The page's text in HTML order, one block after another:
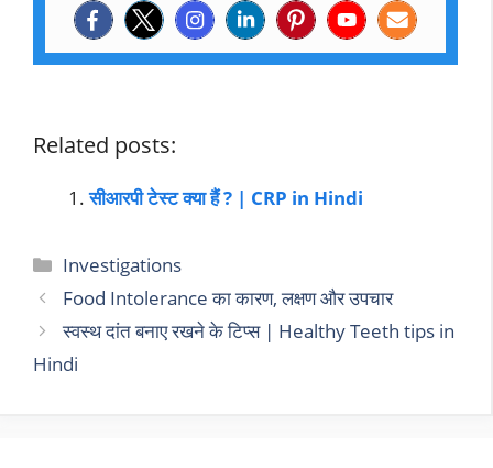
Related posts:
सीआरपी टेस्ट क्या हैं ? | CRP in Hindi
Investigations
Food Intolerance का कारण, लक्षण और उपचार
स्वस्थ दांत बनाए रखने के टिप्स | Healthy Teeth tips in
Hindi